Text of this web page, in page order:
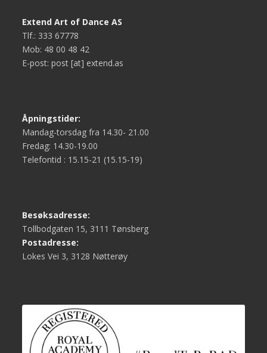
Extend Art of Dance AS
Tlf.: 333 67778
Mob: 48 00 48 42
E-post: post [at] extend.as
Åpningstider:
Mandag-torsdag fra 14.30- 21.00
Fredag: 14.30-19.00
Telefontid : 15.15-21 (15.15-19)
Besøksadresse:
Tollbodgaten 15, 3111 Tønsberg
Postadresse:
Lokes Vei 3, 3128 Nøtterøy